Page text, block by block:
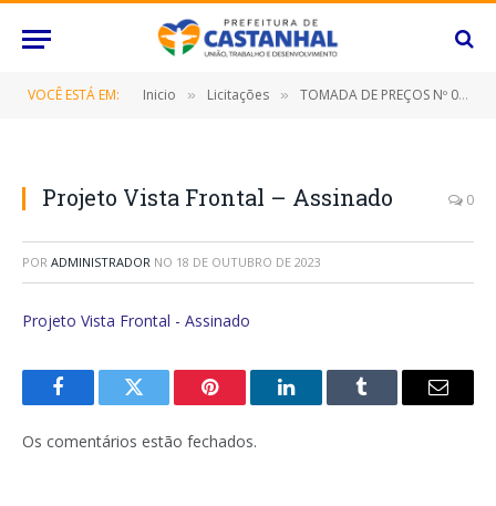
VOCÊ ESTÁ EM: Inicio » Licitações » TOMADA DE PREÇOS Nº 006/2023 (Contratação de empresa especializada para construção de uma ponte em concreto armado sobre o Igarapé Janjão na Rodovia Transcastanhal)
Projeto Vista Frontal – Assinado 0
POR ADMINISTRADOR NO 18 DE OUTUBRO DE 2023
Projeto Vista Frontal - Assinado
FacebookTwitter Pinterest O
Tumblr
E-
Os comentários estão fechados.